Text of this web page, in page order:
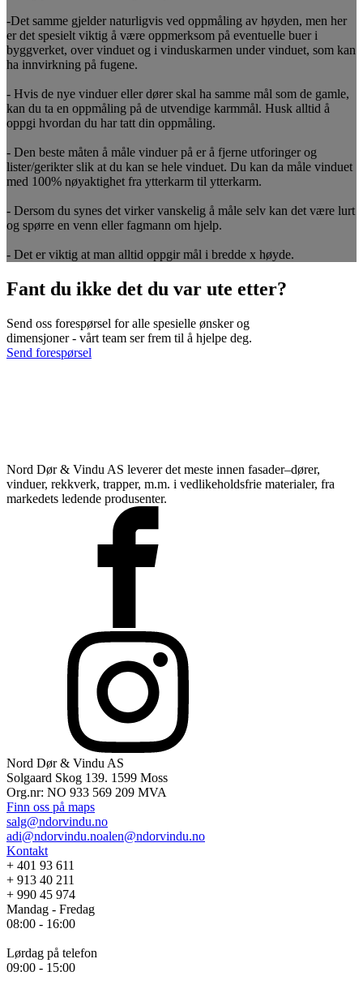
-Det samme gjelder naturligvis ved oppmåling av høyden, men her
er det spesielt viktig å være oppmerksom på eventuelle buer i
byggverket, over vinduet og i vinduskarmen under vinduet, som kan
ha innvirkning på fugene.
- Hvis de nye vinduer eller dører skal ha samme mål som de gamle,
kan du ta en oppmåling på de utvendige karmmål. Husk alltid å
oppgi hvordan du har tatt din oppmåling.
- Den beste måten å måle vinduer på er å fjerne utforinger og
lister/gerikter slik at du kan se hele vinduet. Du kan da måle vinduet
med 100% nøyaktighet fra ytterkarm til ytterkarm.
- Dersom du synes det virker vanskelig å måle selv kan det være lurt
og spørre en venn eller fagmann om hjelp.
- Det er viktig at man alltid oppgir mål i bredde x høyde.
Fant du ikke det du var ute etter?
Send oss forespørsel for alle spesielle ønsker og
dimensjoner - vårt team ser frem til å hjelpe deg.
Send forespørsel
Nord Dør & Vindu AS leverer det meste innen fasader–dører,
vinduer, rekkverk, trapper, m.m. i vedlikeholdsfrie materialer, fra
markedets ledende produsenter.
Nord Dør & Vindu AS
Solgaard Skog 139. 1599 Moss
Org.nr: NO 933 569 209 MVA
Finn oss på maps
salg@ndorvindu.no
adi@ndorvindu.noalen@ndorvindu.no
Kontakt
+ 401 93 611
+ 913 40 211
+ 990 45 974
Mandag - Fredag
08:00 - 16:00
Lørdag på telefon
09:00 - 15:00
Lagervarer
Vinduer
PVC Vinduer
Ytterdører